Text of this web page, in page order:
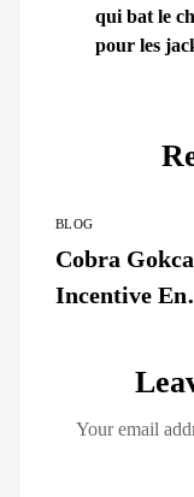
qui bat le
pour les
BLOG
Cobra
Incentive En
Register &
Your email